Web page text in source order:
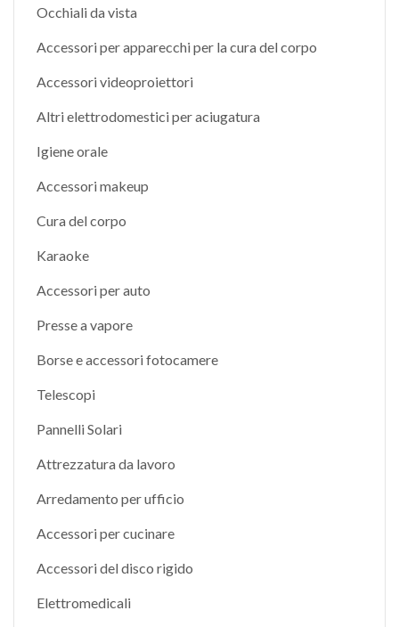
Occhiali da vista
Accessori per apparecchi per la cura del corpo
Accessori videoproiettori
Altri elettrodomestici per aciugatura
Igiene orale
Accessori makeup
Cura del corpo
Karaoke
Accessori per auto
Presse a vapore
Borse e accessori fotocamere
Telescopi
Pannelli Solari
Attrezzatura da lavoro
Arredamento per ufficio
Accessori per cucinare
Accessori del disco rigido
Elettromedicali